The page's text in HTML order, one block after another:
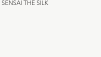
SENSAI THE SILK